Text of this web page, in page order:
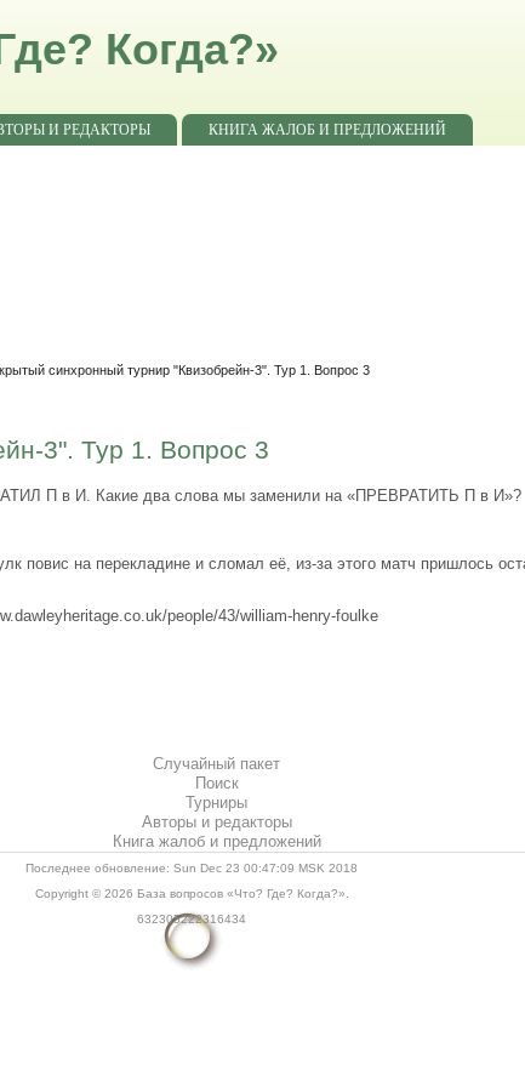
Когда?»
И РЕДАКТОРЫ
КНИГА ЖАЛОБ И ПРЕДЛОЖЕНИЙ
синхронный турнир "Квизобрейн-3". Тур 1. Вопрос 3
3". Тур 1. Вопрос 3
П в И. Какие два слова мы заменили на «ПРЕВРАТИТЬ П в И»?
повис на перекладине и сломал её, из-за этого матч пришлось
people/43/william-henry-foulke
Случайный пакет
Поиск
Турниры
Авторы и редакторы
Книга жалоб и предложений
Последнее обновление: Sun Dec 23 00:47:09 MSK 2018
Copyright © 2026 База вопросов «Что? Где? Когда?».
632305222316434